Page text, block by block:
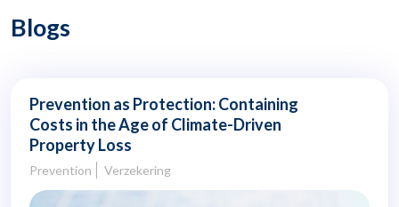
Blogs
Prevention as Protection: Containing
Costs in the Age of Climate-Driven
Property Loss
Prevention Verzekering